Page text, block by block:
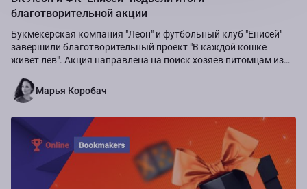
благотворительной акции
Букмекерская компания "Леон" и футбольный клуб "Енисей"
завершили благотворительный проект "В каждой кошке
живет лев". Акция направлена на поиск хозяев питомцам из
Марья Коробач